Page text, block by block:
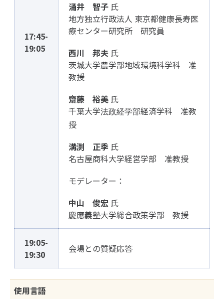
17:45-
19:05
涌井 智子 氏
地方独立行政法人 東京都健康長寿医
療センター研究所 研究員
西川 邦夫 氏
茨城大学農学部地域環境科学科 准
教授
齋藤 裕美 氏
千葉大学法政経学部経済学科 准教
授
溝渕 正季 氏
名古屋商科大学経営学部 准教授
モデレーター：
中山 俊宏 氏
慶應義塾大学総合政策学部 教授
19:05-
19:30
会場との質疑応答
使用言語